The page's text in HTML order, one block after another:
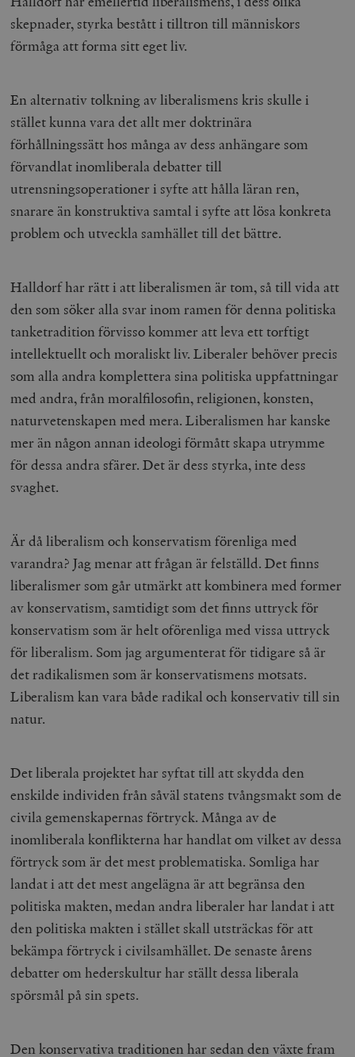
skepnader, styrka bestått i tilltron till människors
förmåga att forma sitt eget liv.
En alternativ tolkning av liberalismens kris skulle i
stället kunna vara det allt mer doktrinära
förhållningssätt hos många av dess anhängare som
förvandlat inomliberala debatter till
utrensningsoperationer i syfte att hålla läran ren,
snarare än konstruktiva samtal i syfte att lösa konkreta
problem och utveckla samhället till det bättre.
Halldorf har rätt i att liberalismen är tom, så till vida att
den som söker alla svar inom ramen för denna politiska
tanketradition förvisso kommer att leva ett torftigt
intellektuellt och moraliskt liv. Liberaler behöver precis
som alla andra komplettera sina politiska uppfattningar
med andra, från moralfilosofin, religionen, konsten,
naturvetenskapen med mera. Liberalismen har kanske
mer än någon annan ideologi förmått skapa utrymme
för dessa andra sfärer. Det är dess styrka, inte dess
svaghet.
Är då liberalism och konservatism förenliga med
varandra? Jag menar att frågan är felställd. Det finns
liberalismer som går utmärkt att kombinera med former
av konservatism, samtidigt som det finns uttryck för
konservatism som är helt oförenliga med vissa uttryck
för liberalism. Som jag argumenterat för tidigare så är
det radikalismen som är konservatismens motsats.
Liberalism kan vara både radikal och konservativ till sin
natur.
Det liberala projektet har syftat till att skydda den
enskilde individen från såväl statens tvångsmakt som de
civila gemenskapernas förtryck. Många av de
inomliberala konflikterna har handlat om vilket av dessa
förtryck som är det mest problematiska. Somliga har
landat i att det mest angelägna är att begränsa den
politiska makten, medan andra liberaler har landat i att
den politiska makten i stället skall utsträckas för att
bekämpa förtryck i civilsamhället. De senaste årens
debatter om hederskultur har ställt dessa liberala
spörsmål på sin spets.
Den konservativa traditionen har sedan den växte fram